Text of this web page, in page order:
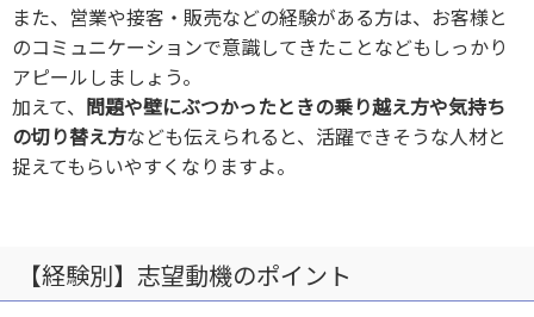
また、営業や接客・販売などの経験がある方は、お客様と
のコミュニケーションで意識してきたことなどもしっかり
アピールしましょう。
加えて、 問題や壁にぶつかったときの乗り越え方や気持ち
の切り替え方なども伝えられると、活躍できそうな人材と
捉えてもらいやすくなりますよ。
【経験別】志望動機のポイント